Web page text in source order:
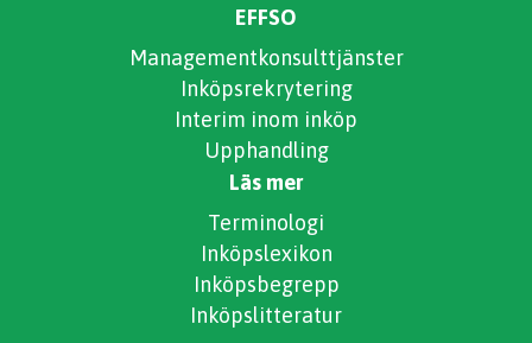
EFFSO
Managementkonsulttjänster
Inköpsrekrytering
Interim inom inköp
Upphandling
Läs mer
Terminologi
Inköpslexikon
Inköpsbegrepp
Inköpslitteratur